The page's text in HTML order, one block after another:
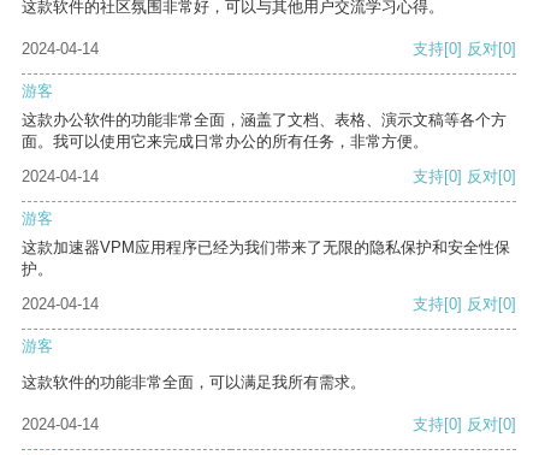
这款软件的社区氛围非常好，可以与其他用户交流学习心得。
2024-04-14 支持[0] 反对[0]
游客
这款办公软件的功能非常全面，涵盖了文档、表格、演示文稿等各个方
面。我可以使用它来完成日常办公的所有任务，非常方便。
2024-04-14
支持[0] 反对[0]
游客
这款加速器VPM应用程序已经为我们带来了无限的隐私保护和安全性保
护。
2024-04-14
支持[0] 反对[0]
游客
这款软件的功能非常全面，可以满足我所有需求。
2024-04-14 支持[0] 反对[0]